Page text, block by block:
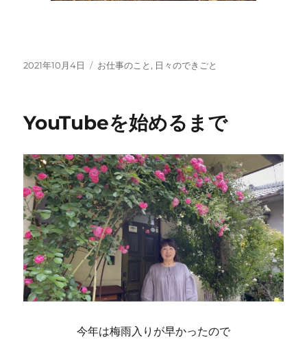
投
2021年10月4日
カ
ー
お仕事のこと , 日々のできごと
YouTubeを始めるまで
今年は梅雨入りが早かったので